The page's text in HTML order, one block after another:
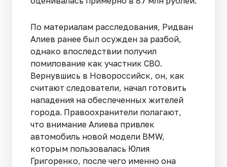
По материалам расследования, Ридван
Алиев ранее был осужден за разбой,
однако впоследствии получил
помилование как участник СВО.
Вернувшись в Новороссийск, он, как
считают следователи, начал готовить
нападения на обеспеченных жителей
города. Правоохранители полагают,
что внимание Алиева привлек
автомобиль новой модели BMW,
которым пользовалась Юлия
Григоренко, после чего именно она